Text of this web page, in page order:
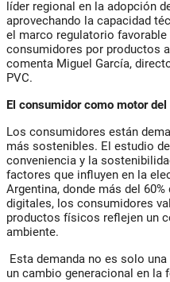
líder regional en la adopción
aprovechando la capacidad
el marco regulatorio
consumidores por productos
comenta Miguel García,
PVC.
El consumidor como motor
Los consumidores están
más sostenibles. El estudio
conveniencia y la
factores que influyen en la
Argentina, donde más del
digitales, los consumidores
productos físicos reflejen un
ambiente.
Esta demanda no es solo
un cambio generacional en la